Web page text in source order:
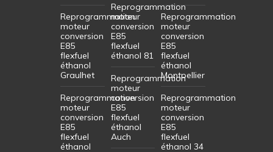
Reprogrammation
moteur
conversion
E85
flexfuel
éthanol
Graulhet
Reprogrammation
moteur
conversion
E85
flexfuel
éthanol
Reprogrammation
moteur
conversion
E85
flexfuel
éthanol 81
Reprogrammation
moteur
conversion
E85
flexfuel
éthanol
Auch
Reprogrammation
moteur
conversion
E85
flexfuel
éthanol
Montpellier
Reprogrammation
moteur
conversion
E85
flexfuel
éthanol 34